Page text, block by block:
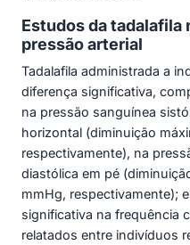
Estudos da tadalafila
pressão arterial
Tadalafila administrada a
diferença significativa,
na pressão sanguínea
horizontal (diminuição
respectivamente), na
diastólica em pé
mmHg, respectivamente);
significativa na frequência
relatados entre indivíduos